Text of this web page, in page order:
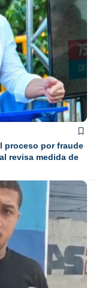
proceso por fraude
revisa medida de